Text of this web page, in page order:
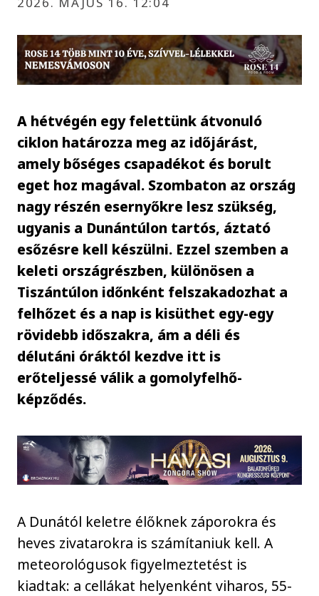
A hétvégén egy felettünk átvonuló
ciklon határozza meg az időjárást,
amely bőséges csapadékot és borult
eget hoz magával. Szombaton az ország
nagy részén esernyőkre lesz szükség,
ugyanis a Dunántúlon tartós, áztató
esőzésre kell készülni. Ezzel szemben a
keleti országrészben, különösen a
Tiszántúlon időnként felszakadozhat a
felhőzet és a nap is kisüthet egy-egy
rövidebb időszakra, ám a déli és
délutáni óráktól kezdve itt is
erőteljessé válik a gomolyfelhő-
képződés.
A Dunától keletre élőknek záporokra és
heves zivatarokra is számítaniuk kell. A
meteorológusok figyelmeztetést is
kiadtak: a cellákat helyenként viharos, 55-